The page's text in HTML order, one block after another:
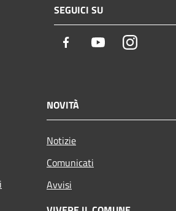
SEGUICI SU
Facebook YoutubeInstagram
NOVITÀ
Notizie
Comunicati
Avvisi